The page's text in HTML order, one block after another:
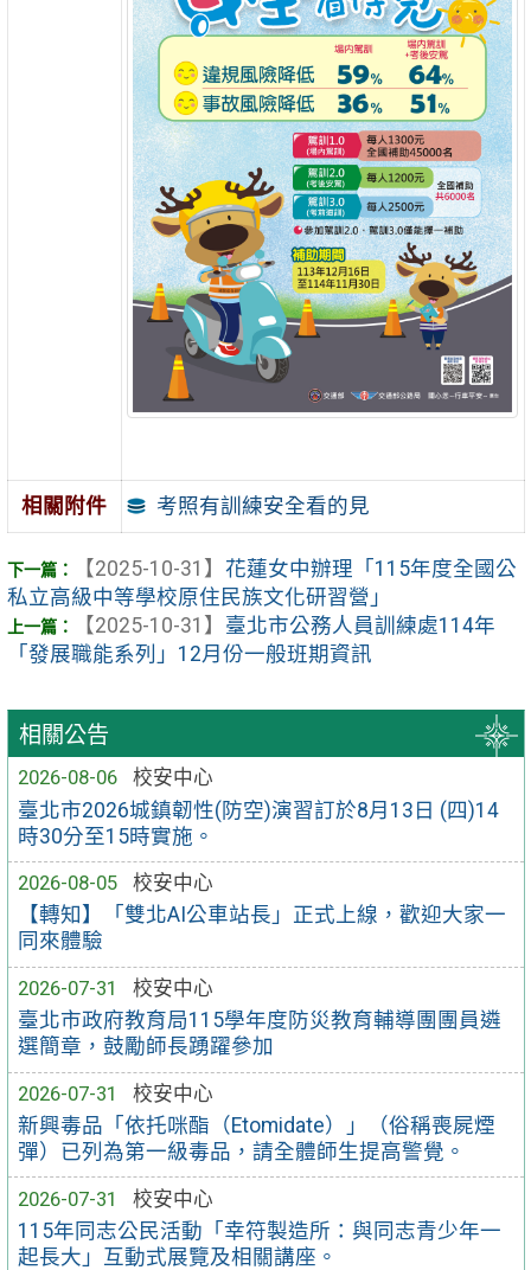
相關公告
2026-08-06
校安中心
臺北市2026城鎮韌性(防空)演習訂於8月13日 (四)14
時30分至15時實施。
2026-08-05
校安中心
【轉知】「雙北AI公車站長」正式上線，歡迎大家一
同來體驗
2026-07-31
校安中心
臺北市政府教育局115學年度防災教育輔導團團員遴
選簡章，鼓勵師長踴躍參加
2026-07-31
校安中心
新興毒品「依托咪酯（Etomidate）」（俗稱喪屍煙
彈）已列為第一級毒品，請全體師生提高警覺。
2026-07-31
校安中心
115年同志公民活動「幸符製造所：與同志青少年一
起長大」互動式展覽及相關講座。
相關附件 考照有訓練安全看的見
【2025-10-31】 花蓮女中辦理「115年度全國公
私立高級中等學校原住民族文化研習營」
【2025-10-31】 臺北市公務人員訓練處114年
「發展職能系列」12月份一般班期資訊